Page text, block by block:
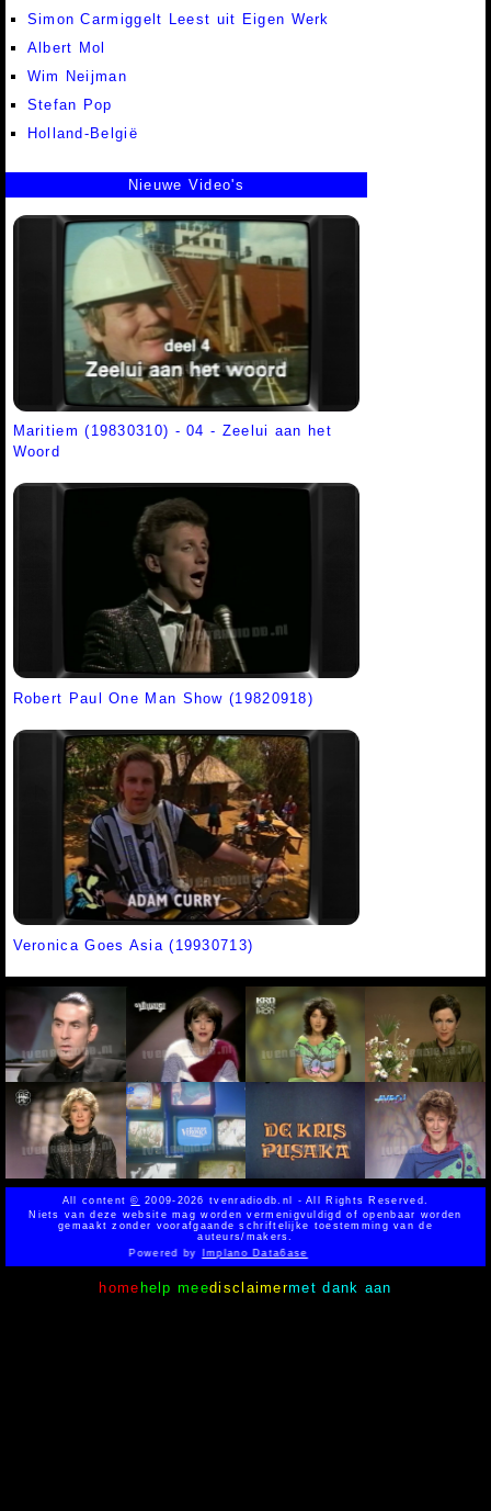
Simon Carmiggelt Leest uit Eigen Werk
Albert Mol
Wim Neijman
Stefan Pop
Holland-België
Nieuwe Video's
Maritiem (19830310) - 04 - Zeelui aan het
Woord
Robert Paul One Man Show (19820918)
Veronica Goes Asia (19930713)
All content© 2009-2026 tvenradiodb.nl - All Rights Reserved.
Niets van deze website mag worden vermenigvuldigd of openbaar worden
gemaakt zonder voorafgaande schriftelijke toestemming van de
auteurs/makers.
Powered byImplano Data6ase
home help meedisclaimermet dank aan